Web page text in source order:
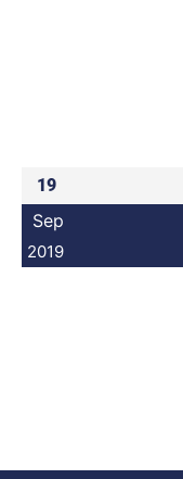
19
Sep
2019